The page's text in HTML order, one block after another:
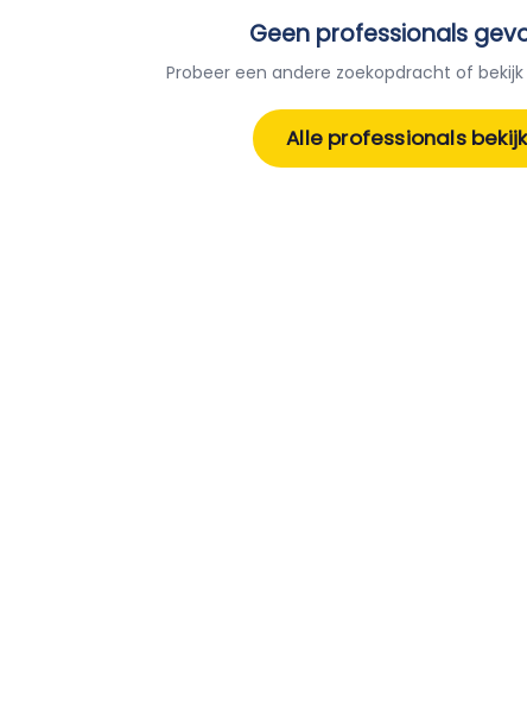
Geen professionals
Probeer een andere zoekopdracht of
Alle professionals